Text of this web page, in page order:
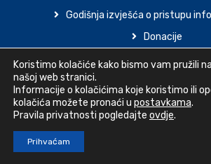
Godišnja izvješća o pristupu
Donacije
Izjava o
© 2022 Veterinarska Stanica Križevci -
Koristimo kolačiće kako bismo vam pružili
našoj web stranici.
Informacije o kolačićima koje koristimo ili
kolačića možete pronaći u postavkama.
Pravila privatnosti pogledajte ovdje.
Prihvaćam